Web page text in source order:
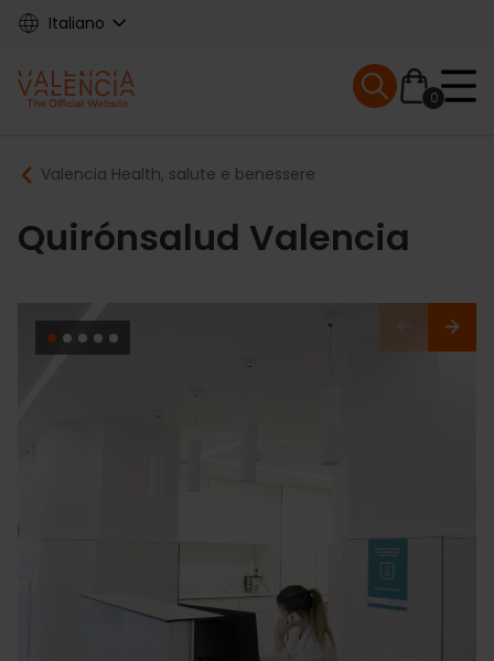
Skip
content
Italiano
Main
navigation
0
Mobile menu
Breadcrumb
Valencia Health, salute e benessere
Quirónsalud Valencia